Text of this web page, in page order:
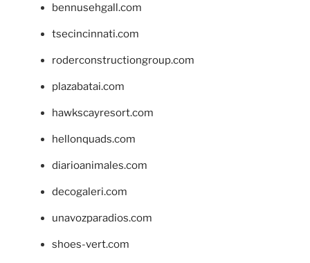
bennusehgall.com
tsecincinnati.com
roderconstructiongroup.com
plazabatai.com
hawkscayresort.com
hellonquads.com
diarioanimales.com
decogaleri.com
unavozparadios.com
shoes-vert.com